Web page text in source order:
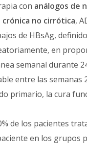
con análogos de
no cirrótica,
de HBsAg,
en
semanal durante
entre las
primario, la cura
de los pacientes
en los grupos